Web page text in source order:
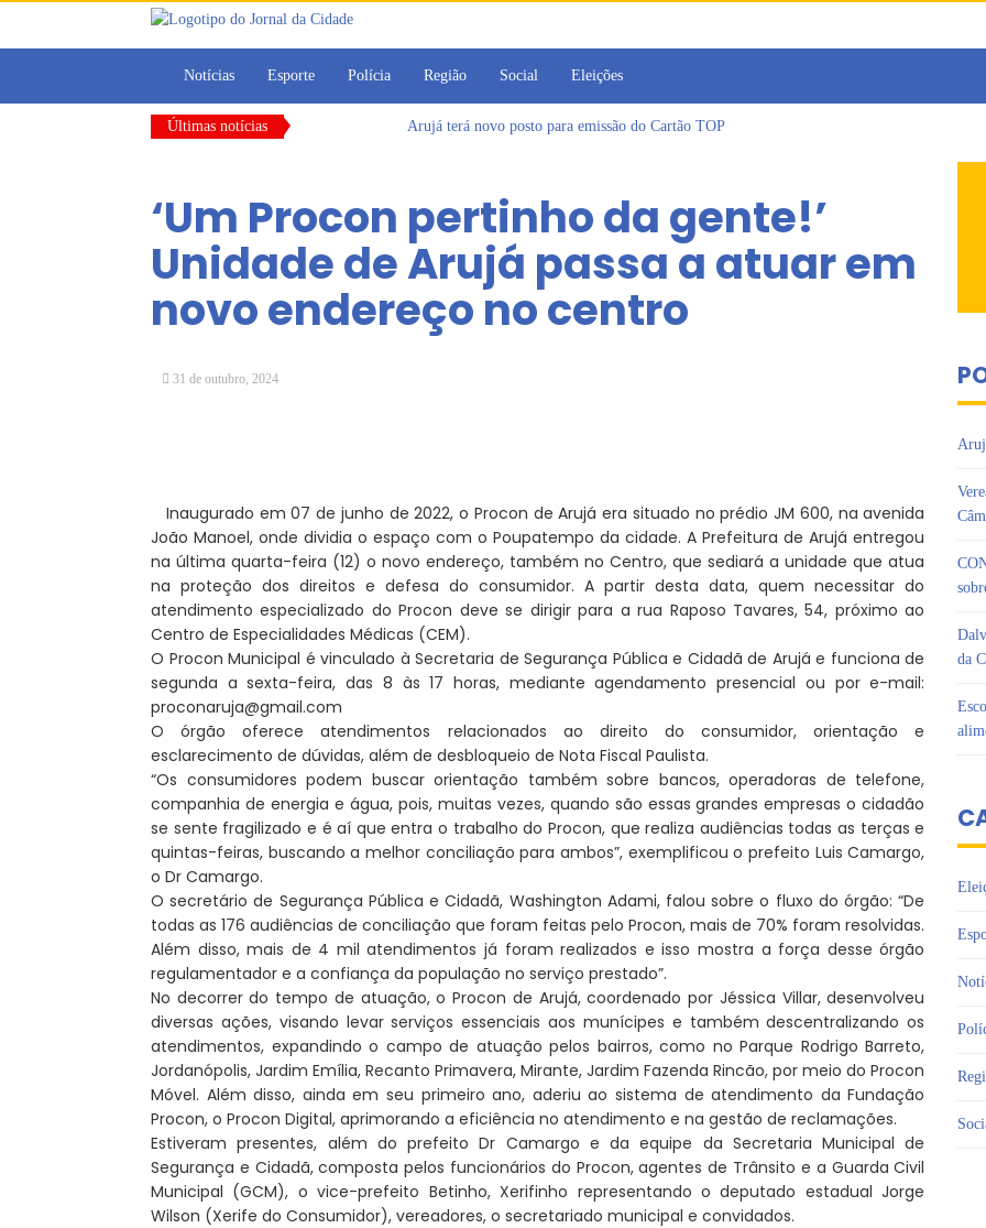
Notícias Esporte Polícia Região Social Eleições
Últimas notícias
Arujá terá novo posto para emissão do Cartão TOP
Dalvana Penha toma posse como vereadora durante sessão da Câmara de Arujá
Escola do Legislativo de Arujá entrega 1 tonelada de alimentos ao Fundo Social do município
Arujá promove 2º encontro da Jornada de Conhecimento em Bem-Estar Animal no Parque
‘Um Procon pertinho da gente!’
Unidade de Arujá passa a atuar em
novo endereço no centro
31 de outubro, 2024
Inaugurado em 07 de junho de 2022, o Procon de Arujá era situado no prédio JM 600, na avenida
João Manoel, onde dividia o espaço com o Poupatempo da cidade. A Prefeitura de Arujá entregou
na última quarta-feira (12) o novo endereço, também no Centro, que sediará a unidade que atua
na proteção dos direitos e defesa do consumidor. A partir desta data, quem necessitar do
atendimento especializado do Procon deve se dirigir para a rua Raposo Tavares, 54, próximo ao
Centro de Especialidades Médicas (CEM).
O Procon Municipal é vinculado à Secretaria de Segurança Pública e Cidadã de Arujá e funciona de
segunda a sexta-feira, das 8 às 17 horas, mediante agendamento presencial ou por e-mail:
proconaruja@gmail.com
O órgão oferece atendimentos relacionados ao direito do consumidor, orientação e
esclarecimento de dúvidas, além de desbloqueio de Nota Fiscal Paulista.
“Os consumidores podem buscar orientação também sobre bancos, operadoras de telefone,
companhia de energia e água, pois, muitas vezes, quando são essas grandes empresas o cidadão
se sente fragilizado e é aí que entra o trabalho do Procon, que realiza audiências todas as terças e
quintas-feiras, buscando a melhor conciliação para ambos”, exemplificou o prefeito Luis Camargo,
o Dr Camargo.
O secretário de Segurança Pública e Cidadã, Washington Adami, falou sobre o fluxo do órgão: “De
todas as 176 audiências de conciliação que foram feitas pelo Procon, mais de 70% foram resolvidas.
Além disso, mais de 4 mil atendimentos já foram realizados e isso mostra a força desse órgão
regulamentador e a confiança da população no serviço prestado”.
No decorrer do tempo de atuação, o Procon de Arujá, coordenado por Jéssica Villar, desenvolveu
diversas ações, visando levar serviços essenciais aos munícipes e também descentralizando os
atendimentos, expandindo o campo de atuação pelos bairros, como no Parque Rodrigo Barreto,
Jordanópolis, Jardim Emília, Recanto Primavera, Mirante, Jardim Fazenda Rincão, por meio do Procon
Móvel. Além disso, ainda em seu primeiro ano, aderiu ao sistema de atendimento da Fundação
Procon, o Procon Digital, aprimorando a eficiência no atendimento e na gestão de reclamações.
Estiveram presentes, além do prefeito Dr Camargo e da equipe da Secretaria Municipal de
Segurança e Cidadã, composta pelos funcionários do Procon, agentes de Trânsito e a Guarda Civil
Municipal (GCM), o vice-prefeito Betinho, Xerifinho representando o deputado estadual Jorge
Wilson (Xerife do Consumidor), vereadores, o secretariado municipal e convidados.
da